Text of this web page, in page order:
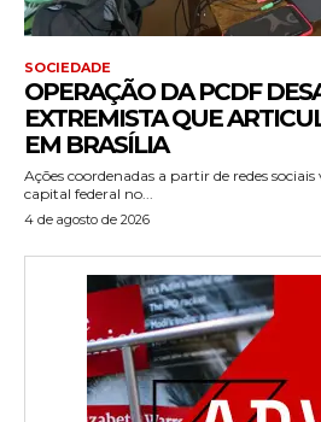
SOCIEDADE
OPERAÇÃO DA PCDF
EXTREMISTA QUE
EM BRASÍLIA
Ações coordenadas a partir de redes
capital federal no...
4 de agosto de 2026